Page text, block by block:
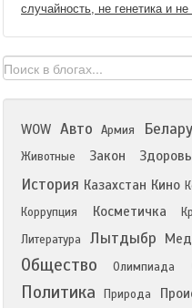
случайность, не генетика и не
WOW Авто Армия
Животные
Закон
История Казахстан Кино
Коррупция Косметичка
Литература Лытдыбр
Общество Олимпиада
Политика Природа